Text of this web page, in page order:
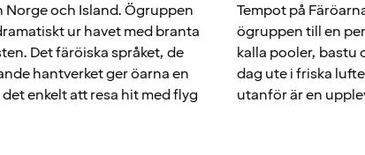
och Island. Ögruppen
ur havet med branta
Det färöiska språket, de
hantverket ger öarna en
enkelt att resa hit med flyg
Tempot på
ögruppen till en
kalla pooler, bastu
dag ute i friska
utanför är en